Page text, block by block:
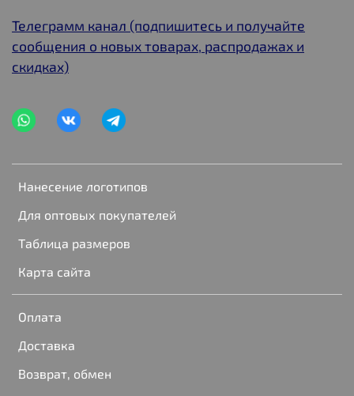
Нанесение логотипов
Для оптовых покупателей
Таблица размеров
Карта сайта
Оплата
Доставка
Возврат, обмен
Телеграмм канал (подпишитесь и получайте
сообщения о новых товарах, распродажах и
скидках)